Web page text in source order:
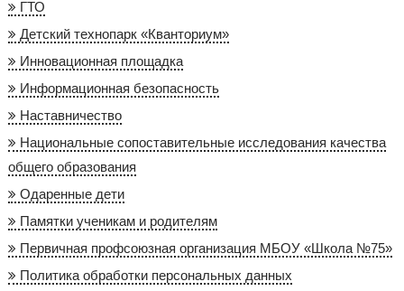
ГТО
Детский технопарк «Кванториум»
Инновационная площадка
Информационная безопасность
Наставничество
Национальные сопоставительные исследования качества
общего образования
Одаренные дети
Памятки ученикам и родителям
Первичная профсоюзная организация МБОУ «Школа №75»
Политика обработки персональных данных